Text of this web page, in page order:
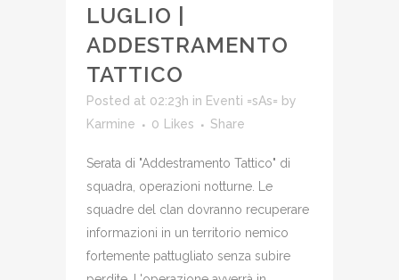
LUGLIO |
ADDESTRAMENTO
TATTICO
Posted at 02:23h in Eventi =sAs= by
Karmine
0 Likes Share
Serata di "Addestramento Tattico" di
squadra, operazioni notturne. Le
squadre del clan dovranno recuperare
informazioni in un territorio nemico
fortemente pattugliato senza subire